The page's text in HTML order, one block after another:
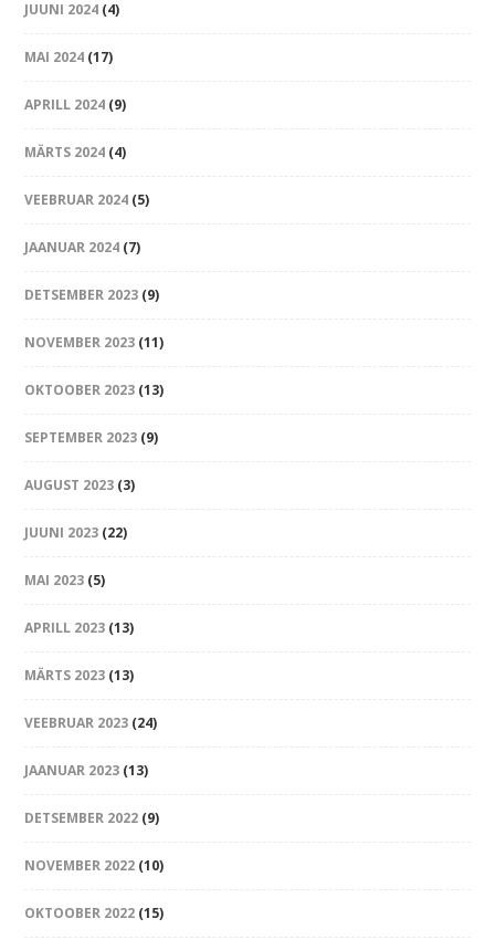
JUUNI 2024 (4)
MAI 2024 (17)
APRILL 2024 (9)
MÄRTS 2024 (4)
VEEBRUAR 2024 (5)
JAANUAR 2024 (7)
DETSEMBER 2023 (9)
NOVEMBER 2023 (11)
OKTOOBER 2023 (13)
SEPTEMBER 2023 (9)
AUGUST 2023 (3)
JUUNI 2023 (22)
MAI 2023 (5)
APRILL 2023 (13)
MÄRTS 2023 (13)
VEEBRUAR 2023 (24)
JAANUAR 2023 (13)
DETSEMBER 2022 (9)
NOVEMBER 2022 (10)
OKTOOBER 2022 (15)